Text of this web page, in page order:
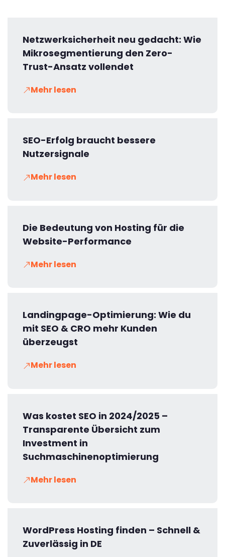
Netzwerksicherheit neu gedacht: Wie
Mikrosegmentierung den Zero-
Trust-Ansatz vollendet
Mehr lesen
SEO-Erfolg braucht bessere
Nutzersignale
Mehr lesen
Die Bedeutung von Hosting für die
Website-Performance
Mehr lesen
Landingpage-Optimierung: Wie du
mit SEO & CRO mehr Kunden
überzeugst
Mehr lesen
Was kostet SEO in 2024/2025 –
Transparente Übersicht zum
Investment in
Suchmaschinenoptimierung
Mehr lesen
WordPress Hosting finden – Schnell &
Zuverlässig in DE